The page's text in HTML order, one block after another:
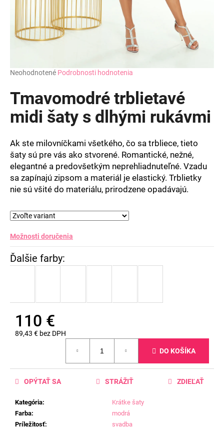
Priemerné
produktu
hviezdičiek.
Neohodnotené Podrobnosti hodnotenia
Tmavomodré trblietavé
midi šaty s dlhými rukávmi
Ak ste milovníčkami všetkého, čo sa trbliece, tieto
šaty sú pre vás ako stvorené. Romantické, nežné,
elegantné a predovšetkým neprehliadnuteľné. Vzadu
sa zapínajú zipsom a materiál je elastický. Trblietky
nie sú všité do materiálu, prirodzene opadávajú.
Možnosti doručenia
110 €
89,43 € bez DPH
DO KOŠÍKA
Kategória:
Krátke šaty
Farba:
modrá
Príležitosť:
svadba
OPÝTAŤ SA STRÁŽIŤ ZDIEĽAŤ